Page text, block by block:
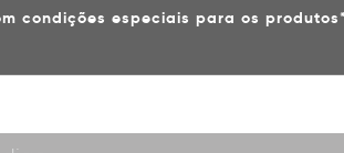
condições especiais para os